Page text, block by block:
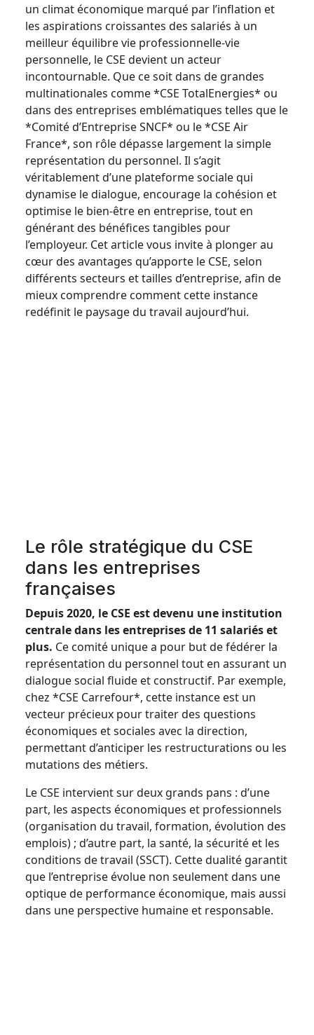
un climat économique marqué par l’inflation et
les aspirations croissantes des salariés à un
meilleur équilibre vie professionnelle-vie
personnelle, le CSE devient un acteur
incontournable. Que ce soit dans de grandes
multinationales comme *CSE TotalEnergies* ou
dans des entreprises emblématiques telles que le
*Comité d’Entreprise SNCF* ou le *CSE Air
France*, son rôle dépasse largement la simple
représentation du personnel. Il s’agit
véritablement d’une plateforme sociale qui
dynamise le dialogue, encourage la cohésion et
optimise le bien-être en entreprise, tout en
générant des bénéfices tangibles pour
l’employeur. Cet article vous invite à plonger au
cœur des avantages qu’apporte le CSE, selon
différents secteurs et tailles d’entreprise, afin de
mieux comprendre comment cette instance
redéfinit le paysage du travail aujourd’hui.
Le rôle stratégique du CSE
dans les entreprises
françaises
Depuis 2020, le CSE est devenu une institution
centrale dans les entreprises de 11 salariés et
plus. Ce comité unique a pour but de fédérer la
représentation du personnel tout en assurant un
dialogue social fluide et constructif. Par exemple,
chez *CSE Carrefour*, cette instance est un
vecteur précieux pour traiter des questions
économiques et sociales avec la direction,
permettant d’anticiper les restructurations ou les
mutations des métiers.
Le CSE intervient sur deux grands pans : d’une
part, les aspects économiques et professionnels
(organisation du travail, formation, évolution des
emplois) ; d’autre part, la santé, la sécurité et les
conditions de travail (SSCT). Cette dualité garantit
que l’entreprise évolue non seulement dans une
optique de performance économique, mais aussi
dans une perspective humaine et responsable.